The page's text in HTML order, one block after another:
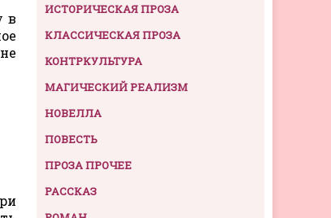
в
ИСТОРИЧЕСКАЯ ПРОЗА
КЛАССИЧЕСКАЯ ПРОЗА
КОНТРКУЛЬТУРА
МАГИЧЕСКИЙ РЕАЛИЗМ
НОВЕЛЛА
ПОВЕСТЬ
ПРОЗА ПРОЧЕЕ
РАССКАЗ